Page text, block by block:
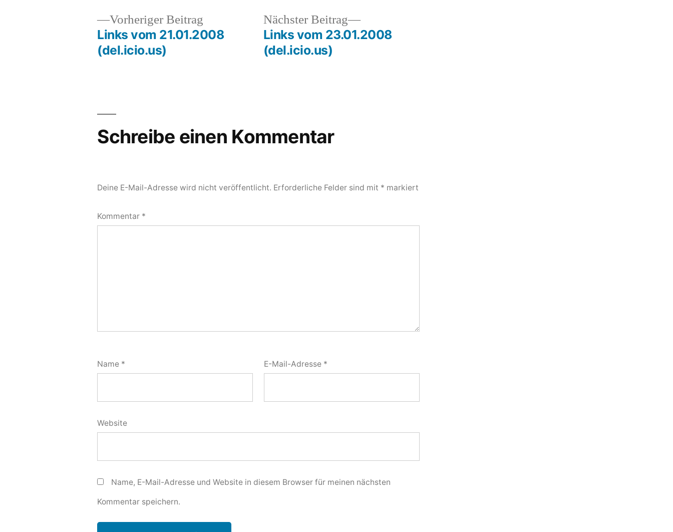
Beitragsnavigation
Vorheriger Beitrag
Beitrag:
Links vom 21.01.2008
(del.icio.us)
Nächster Beitrag
Nächster
Beitrag:
Links vom 23.01.2008
(del.icio.us)
Schreibe einen Kommentar
Deine E-Mail-Adresse wird nicht veröffentlicht. Erforderliche Felder sind mit * markiert
Kommentar *
Name * E-Mail-Adresse *
Website
Name, E-Mail-Adresse und Website in diesem Browser für meinen nächsten
Kommentar speichern.